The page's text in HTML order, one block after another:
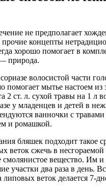
не предполагает
концепты
хорошо помогает в
природа.
волосистой части
помогает мытье настоем из
2 ст. л. сухой травы на 1 л
у младенцев и детей в
ванночки с
и ромашкой.
бляшек подходит такое
веток сжечь в
смолянистое вещество. Им и
участки два раза в день.
липовых веток делается 7-